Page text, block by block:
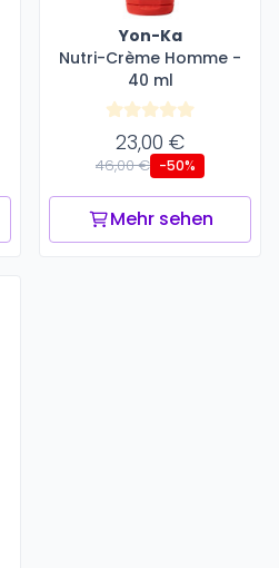
Yon-Ka
Nutri-Crème Homme -
40 ml
23,00 €
46,00 € -50%
Mehr sehen